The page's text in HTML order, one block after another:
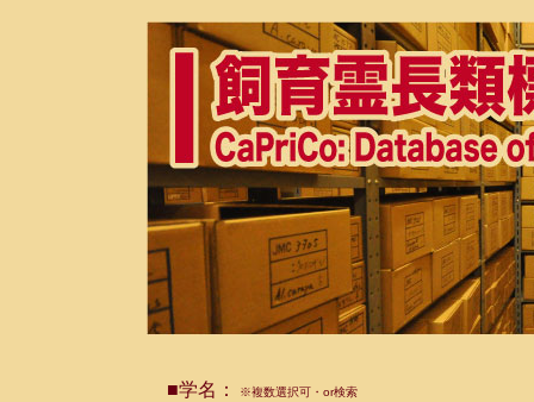
■学名： ※複数選択可・or検索